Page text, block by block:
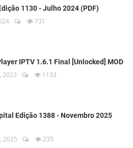
1130 - Julho 2024 (PDF)
731
IPTV 1.6.1 Final [Unlocked] MOD
2023 1133
Edição 1388 - Novembro 2025
2025 235